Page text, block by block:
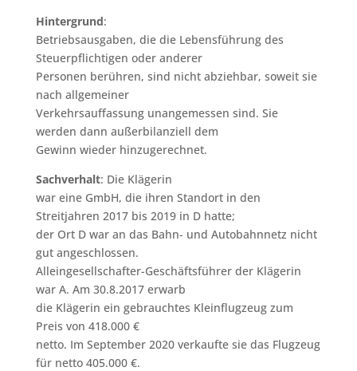
Hintergrund:
Betriebsausgaben, die die Lebensführung des
Steuerpflichtigen oder anderer
Personen berühren, sind nicht abziehbar, soweit sie
nach allgemeiner
Verkehrsauffassung unangemessen sind. Sie
werden dann außerbilanziell dem
Gewinn wieder hinzugerechnet.
Sachverhalt: Die Klägerin
war eine GmbH, die ihren Standort in den
Streitjahren 2017 bis 2019 in D hatte;
der Ort D war an das Bahn- und Autobahnnetz nicht
gut angeschlossen.
Alleingesellschafter-Geschäftsführer der Klägerin
war A. Am 30.8.2017 erwarb
die Klägerin ein gebrauchtes Kleinflugzeug zum
Preis von 418.000 €
netto. Im September 2020 verkaufte sie das Flugzeug
für netto 405.000 €.